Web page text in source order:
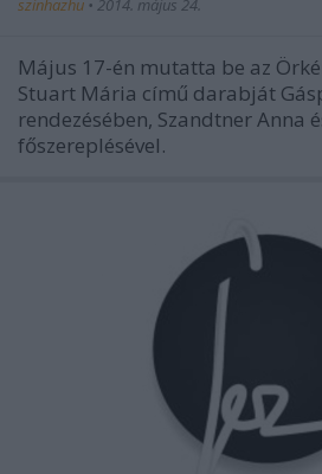
Május 17-én mutatta be az
Stuart Mária című darabját
rendezésében, Szandtner Anna
főszereplésével.